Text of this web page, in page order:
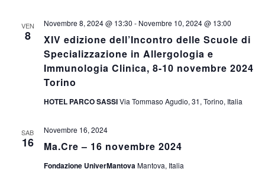
VEN
8
XIV edizione dell’Incontro delle Scuole di
Specializzazione in Allergologia e
Immunologia Clinica, 8-10 novembre 2024
Torino
Novembre 8, 2024 @ 13:30 - Novembre 10, 2024 @ 13:00
HOTEL PARCO SASSIVia Tommaso Agudio, 31, Torino, Italia
SAB
16 Ma.Cre – 16 novembre 2024
Novembre 16, 2024
Fondazione UniverMantovaMantova, Italia